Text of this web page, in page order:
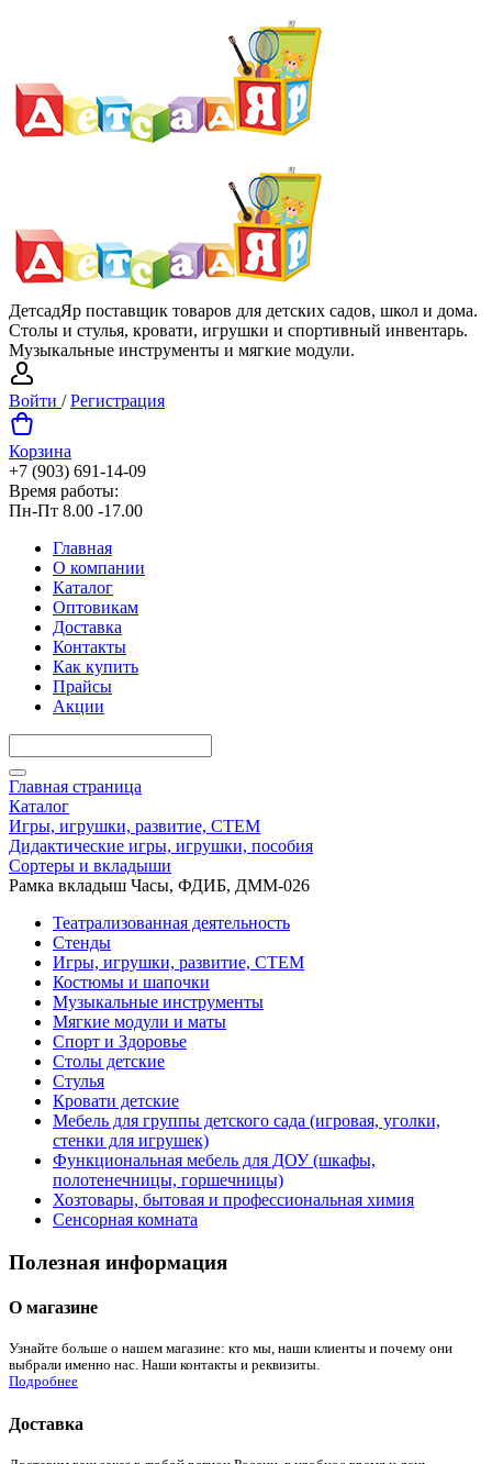
ДетсадЯр поставщик товаров для детских садов, школ и дома.
Столы и стулья, кровати, игрушки и спортивный инвентарь.
Музыкальные инструменты и мягкие модули.
Войти /Регистрация
Корзина
+7 (903) 691-14-09
Время работы:
Пн-Пт 8.00 -17.00
Главная
О компании
Каталог
Оптовикам
Доставка
Контакты
Как купить
Прайсы
Акции
Главная страница
Каталог
Игры, игрушки, развитие, СТЕМ
Дидактические игры, игрушки, пособия
Сортеры и вкладыши
Рамка вкладыш Часы, ФДИБ, ДММ-026
Театрализованная деятельность
Стенды
Игры, игрушки, развитие, СТЕМ
Костюмы и шапочки
Музыкальные инструменты
Мягкие модули и маты
Спорт и Здоровье
Столы детские
Стулья
Кровати детские
Мебель для группы детского сада (игровая, уголки,
стенки для игрушек)
Функциональная мебель для ДОУ (шкафы,
полотенечницы, горшечницы)
Хозтовары, бытовая и профессиональная химия
Сенсорная комната
Полезная информация
О магазине
Узнайте больше о нашем магазине: кто мы, наши клиенты и почему они
выбрали именно нас. Наши контакты и реквизиты.
Подробнее
Доставка